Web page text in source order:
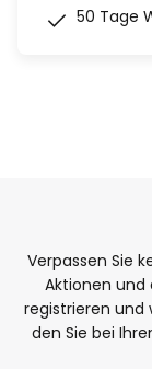
50 Tage
Verpassen Sie
Aktionen und
registrieren und
den Sie bei